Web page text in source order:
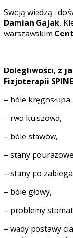
Swoją wiedzą i
Damian Gajak,
warszawskim
Dolegliwości, z
Fizjoterapii
– bóle kręgosłupa,
– rwa kulszowa,
– bóle stawów,
– stany
– stany po
– bóle głowy,
– problemy
– wady postawy